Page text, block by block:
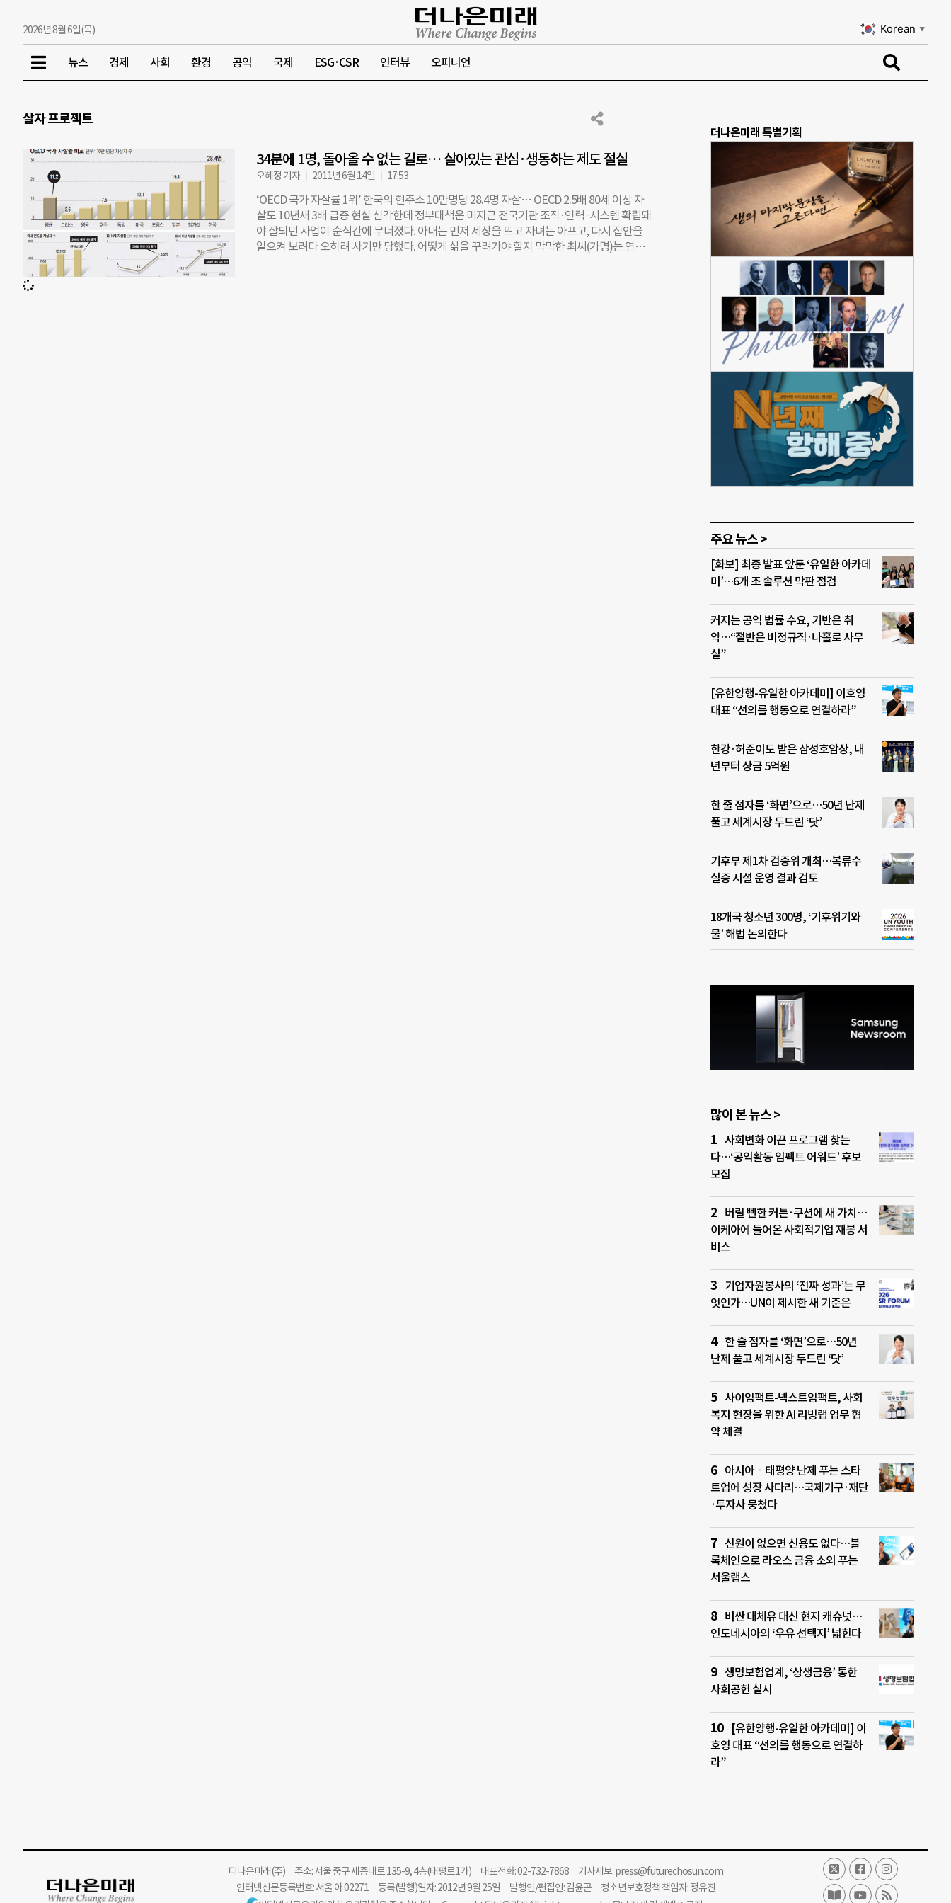
2026년 8월 6일(목) Korean ▼
뉴스 경제 사회 환경 공익 국제 ESG·CSR 인터뷰 오피니언
살자 프로젝트
34분에 1명, 돌아올 수 없는 길로… 살아있는 관심·생동하는 제도 절실
오혜정 기자 2011년 6월 14일 17:53
‘OECD 국가 자살률 1위’ 한국의 현주소 10만명당 28.4명 자살… OECD 2.5배 80세 이상 자
살도 10년새 3배 급증 현실 심각한데 정부대책은 미지근 전국기관 조직·인력·시스템 확립돼
야 잘되던 사업이 순식간에 무너졌다. 아내는 먼저 세상을 뜨고 자녀는 아프고, 다시 집안을
일으켜 보려다 오히려 사기만 당했다. 어떻게 삶을 꾸려가야 할지 막막한 최씨(가명)는 연거
더나은미래 특별기획
주요 뉴스 >
[화보] 최종 발표 앞둔 ‘유일한 아카데
미’…6개 조 솔루션 막판 점검
커지는 공익 법률 수요, 기반은 취
약…“절반은 비정규직·나홀로 사무
실”
[유한양행-유일한 아카데미] 이호영
대표 “선의를 행동으로 연결하라”
한강·허준이도 받은 삼성호암상, 내
년부터 상금 5억원
한 줄 점자를 ‘화면’으로…50년 난제
풀고 세계시장 두드린 ‘닷’
기후부 제1차 검증위 개최…복류수
실증 시설 운영 결과 검토
18개국 청소년 300명, ‘기후위기와
물’ 해법 논의한다
많이 본 뉴스 >
사회변화 이끈 프로그램 찾는
다…‘공익활동 임팩트 어워드’ 후보
모집
버릴 뻔한 커튼·쿠션에 새 가치…
이케아에 들어온 사회적기업 재봉 서
비스
기업자원봉사의 ‘진짜 성과’는 무
엇인가…UN이 제시한 새 기준은
한 줄 점자를 ‘화면’으로…50년
난제 풀고 세계시장 두드린 ‘닷’
사이임팩트-넥스트임팩트, 사회
복지 현장을 위한 AI 리빙랩 업무 협
약 체결
아시아ㆍ태평양 난제 푸는 스타
트업에 성장 사다리…국제기구·재단
·투자사 뭉쳤다
신원이 없으면 신용도 없다…블
록체인으로 라오스 금융 소외 푸는
서울랩스
비싼 대체유 대신 현지 캐슈넛…
인도네시아의 ‘우유 선택지’ 넓힌다
생명보험업계, ‘상생금융’ 통한
사회공헌 실시
[유한양행-유일한 아카데미] 이
호영 대표 “선의를 행동으로 연결하
라”
더나은미래(주)주소: 서울 중구 세종대로 135-9, 4층(태평로1가) 대표전화: 02-732-7868 기사제보:press@futurechosun.com
인터넷신문등록번호: 서울 아 02271 등록(발행)일자: 2012년 9월 25일 발행인/편집인: 김윤곤 청소년보호정책 책임자: 정유진